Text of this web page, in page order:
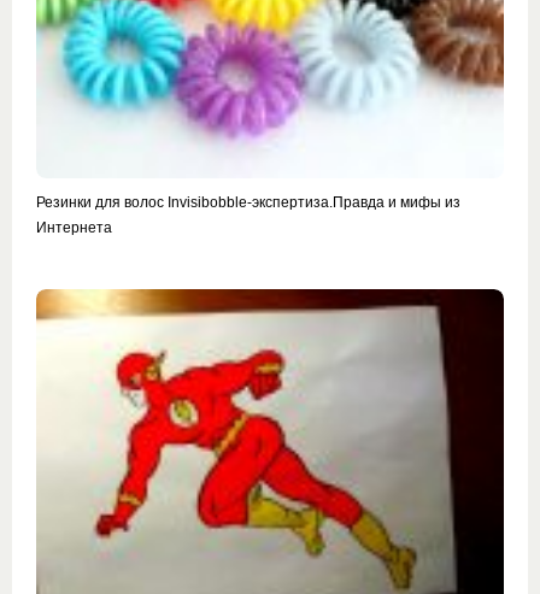
Резинки для волос Invisibobble-экспертиза.Правда и мифы из
Интернета